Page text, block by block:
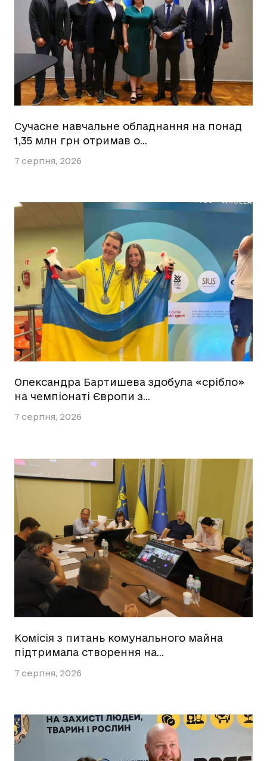
Сучасне навчальне обладнання на понад
1,35 млн грн отримав о…
7 серпня, 2026
Олександра Бартишева здобула «срібло»
на чемпіонаті Європи з…
7 серпня, 2026
Комісія з питань комунального майна
підтримала створення на…
7 серпня, 2026